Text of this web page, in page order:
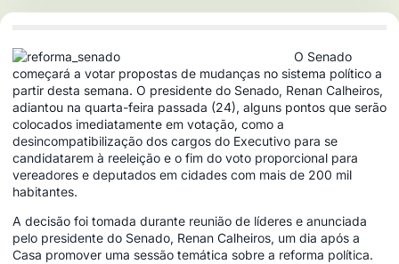
O Senado
começará a votar propostas de mudanças no sistema político a
partir desta semana. O presidente do Senado, Renan Calheiros,
adiantou na quarta-feira passada (24), alguns pontos que serão
colocados imediatamente em votação, como a
desincompatibilização dos cargos do Executivo para se
candidatarem à reeleição e o fim do voto proporcional para
vereadores e deputados em cidades com mais de 200 mil
habitantes.
A decisão foi tomada durante reunião de líderes e anunciada
pelo presidente do Senado, Renan Calheiros, um dia após a
Casa promover uma sessão temática sobre a reforma política.